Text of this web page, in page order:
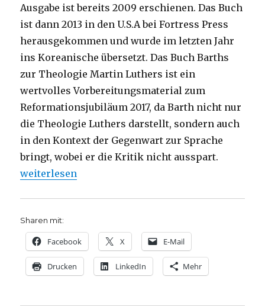
Ausgabe ist bereits 2009 erschienen. Das Buch
ist dann 2013 in den U.S.A bei Fortress Press
herausgekommen und wurde im letzten Jahr
ins Koreanische übersetzt. Das Buch Barths
zur Theologie Martin Luthers ist ein
wertvolles Vorbereitungsmaterial zum
Reformationsjubiläum 2017, da Barth nicht nur
die Theologie Luthers darstellt, sondern auch
in den Kontext der Gegenwart zur Sprache
bringt, wobei er die Kritik nicht ausspart.
„Luther – Bedeutung und Widerspruch,
weiterlesen
Sharen mit:
Facebook X E-Mail
Drucken LinkedIn Mehr